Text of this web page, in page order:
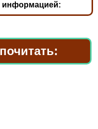
информацией: